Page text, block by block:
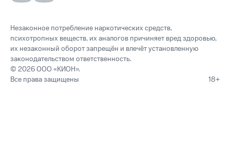
Незаконное потребление наркотических средств,
психотропных веществ, их аналогов причиняет вред здоровью,
их незаконный оборот запрещён и влечёт установленную
законодательством ответственность.
© 2026 ООО «КИОН».
Все права защищены
18+